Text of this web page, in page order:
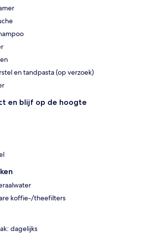
en tandpasta (op verzoek)
en blijf op de hoogte
koffie-/theefilters
dagelijks